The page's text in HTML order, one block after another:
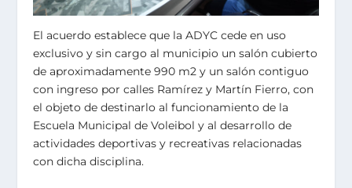
El acuerdo establece que la ADYC cede en uso
exclusivo y sin cargo al municipio un salón cubierto
de aproximadamente 990 m2 y un salón contiguo
con ingreso por calles Ramírez y Martín Fierro, con
el objeto de destinarlo al funcionamiento de la
Escuela Municipal de Voleibol y al desarrollo de
actividades deportivas y recreativas relacionadas
con dicha disciplina.